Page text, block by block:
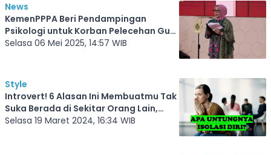
News
KemenPPPA Beri Pendampingan
Psikologi untuk Korban Pelecehan Guru
Ngaji di Makassar
Selasa 06 Mei 2025, 14:57 WIB
Style
Introvert! 6 Alasan Ini Membuatmu Tak
Suka Berada di Sekitar Orang Lain,
Masalah Psikologis Ini Sangat
Selasa 19 Maret 2024, 16:34 WIB